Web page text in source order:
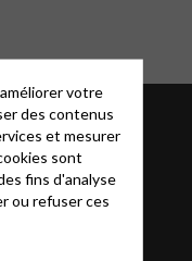
EPUdF
National
régions
votre
des contenus
et mesurer
sont
fins d'analyse
ou refuser ces